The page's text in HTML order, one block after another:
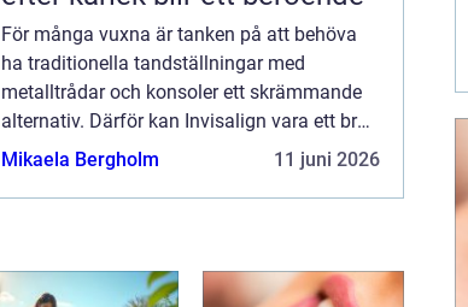
För många vuxna är tanken på att behöva
ha traditionella tandställningar med
metalltrådar och konsoler ett skrämmande
alternativ. Därför kan Invisalign vara ett bra
alternativ, eftersom det är...
Mikaela Bergholm 11 juni 2026